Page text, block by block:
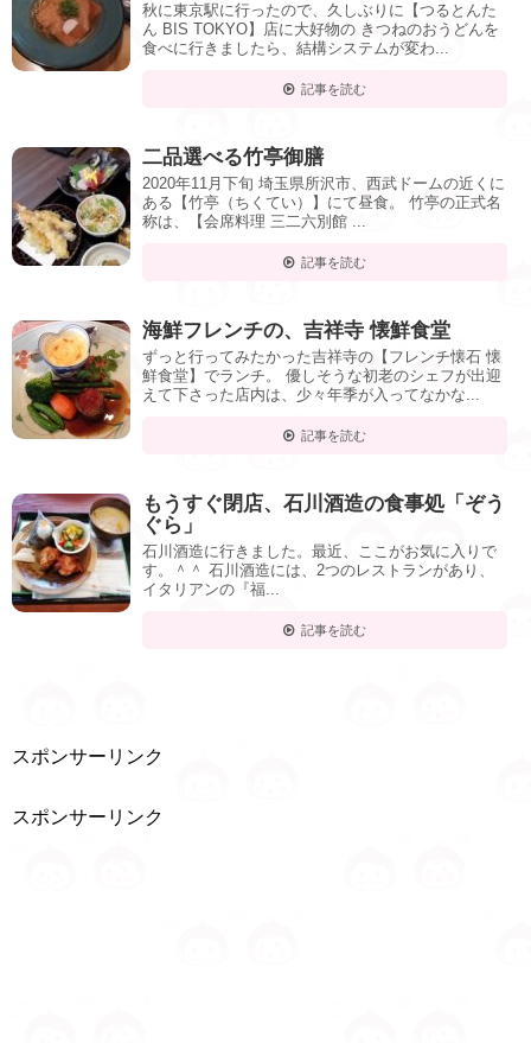
秋に東京駅に行ったので、久しぶりに【つるとんた
ん BIS TOKYO】店に大好物の きつねのおうどんを
食べに行きましたら、結構システムが変わ...
記事を読む
二品選べる竹亭御膳
2020年11月下旬 埼玉県所沢市、西武ドームの近くに
ある【竹亭（ちくてい）】にて昼食。 竹亭の正式名
称は、【会席料理 三二六別館 ...
記事を読む
海鮮フレンチの、吉祥寺 懐鮮食堂
ずっと行ってみたかった吉祥寺の【フレンチ懐石 懐
鮮食堂】でランチ。 優しそうな初老のシェフが出迎
えて下さった店内は、少々年季が入ってなかな...
記事を読む
もうすぐ閉店、石川酒造の食事処「ぞう
ぐら」
石川酒造に行きました。最近、ここがお気に入りで
す。＾＾ 石川酒造には、2つのレストランがあり、
イタリアンの『福...
記事を読む
スポンサーリンク
スポンサーリンク